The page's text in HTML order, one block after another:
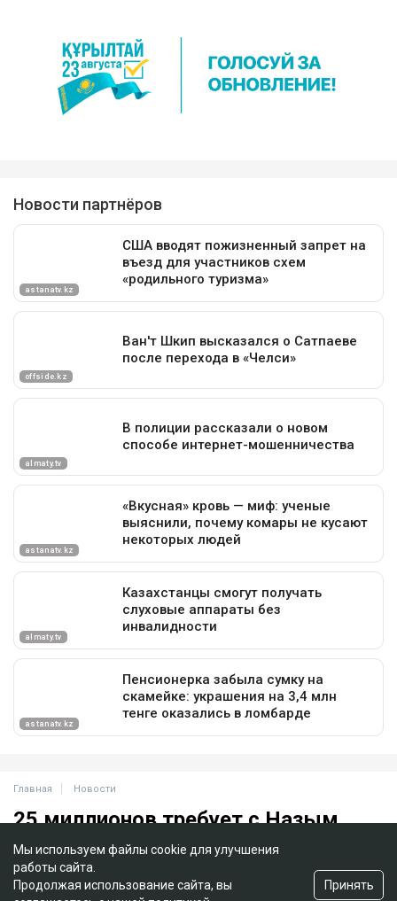
Помимо восьми Hyundai Elantra, у блогеров
конфисковали 17 смартфонов iPhone 16. А вот
люксовые внедорожники Lamborghini Urus и Lexus
LX600 суд в итоге пожалел — арест с них сняли и
Мы используем файлы cookie для улучшения
работы сайта.
Продолжая использование сайта, вы
Принять